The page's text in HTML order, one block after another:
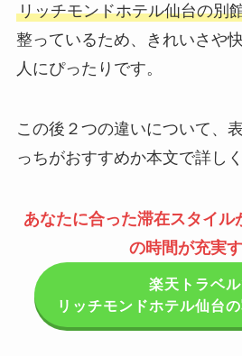
リッチモンドホテル仙台の別
整っているため、きれいさや
人にぴったりです。
この後２つの違いについて、
っちがおすすめか本文で詳し
あなたに合った滞在スタイル
の時間が充実す
楽天トラベ
リッチモンドホテル仙台